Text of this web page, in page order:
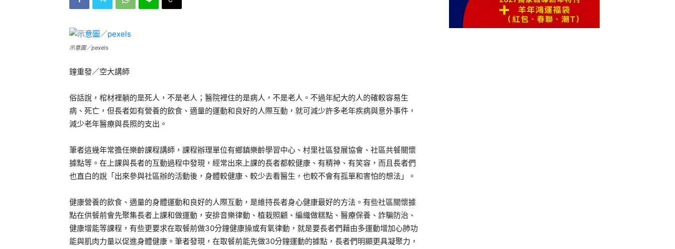
示意圖／pexels
鐘重發／空大講師
俗話說，棺材裡躺的是死人，不是老人；醫院裡住的是病人，不是老人。不過年紀大的人的確較容易生
病、死亡，但長者如有營養的飲食、適量的運動和良好的人際互動，就可減少許多老年疾病與意外事件，
減少老年醫療與長照的支出。
筆者這幾年常擔任樂齡課程講師，課程辦理單位有鄉鎮樂齡學習中心、村里社區發展協會、社區共餐關懷
據點等。在上課與長者的互動過程中發現，經常出來上課的長者都較健康、有精神、有笑容，而且長者們
也直白的說「出來參與社區辦的活動後，身體較健康、較少去看醫生，也較不會有孤單和害怕的想法」。
健康營養的飲食、適量的身體運動和良好的人際互動，是維持長者身心健康最好的方法。有些社區關懷據
點在供餐前會先聚集長者上課和做運動，安排音樂律動、植栽照顧、編織做糕點、醫療保養、詐騙防治、
健康增能等課程，有些更要求在取餐前做30分鐘健康操或有氧律動，就是要長者們藉由多運動增加心肺功
能與肌肉力量以促進身體健康。筆者發現，在取餐前能先做30分鐘運動的據點，長者們明顯更具凝聚力，